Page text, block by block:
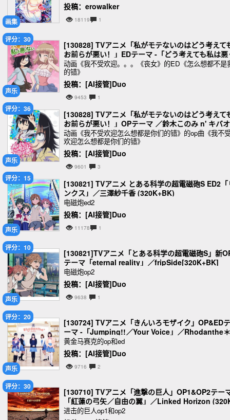
画集
投稿：erowalker
18119 1
声乐
评分：30
[130828] TVアニメ「私がモテないのはどう考えて
お前らが悪い！」EDテーマ -「どう考えても私は悪
ない」／黒木智子(CV.橘田いずみ) (320K
动画《我不受欢迎。。。《丧女》的ED《怎么想都不是
的错》
投稿：[AI接管]Duo
9453 1
声乐
评分：36
[130828] TVアニメ「私がモテないのはどう考えて
お前らが悪い！」OPテーマ ／鈴木このみ n' キバオ
ブアキバ (320K)
动画《我不受欢迎怎么想都是你们的错》的op曲《我不
欢迎怎么想都是你们的错》
投稿：[AI接管]Duo
9601 3
声乐
评分：15
[130821] TVアニメ とある科学の超電磁砲S ED2「
ンクス」／三澤紗千香 (320K+BK)
电磁炮ed2
投稿：[AI接管]Duo
11178 1
声乐
评分：10
[130821]TVアニメ「とある科学の超電磁砲S」新
テーマ「eternal reality」／fripSide[320K+BK]
电磁炮op2
投稿：[AI接管]Duo
9638 1
声乐
评分：20
[130724] TVアニメ「きんいろモザイク」OP&EDテ
ーマ -「Jumping!!／Your Voice」／Rhodanthe＊
黄金马赛克的op和ed
投稿：[AI接管]Duo
9716 2
评分：30
[130710] TVアニメ「進撃の巨人」OP1&OP2テー
「紅蓮の弓矢／自由の翼」／Linked Horizon
BK)
进击的巨人op1和op2